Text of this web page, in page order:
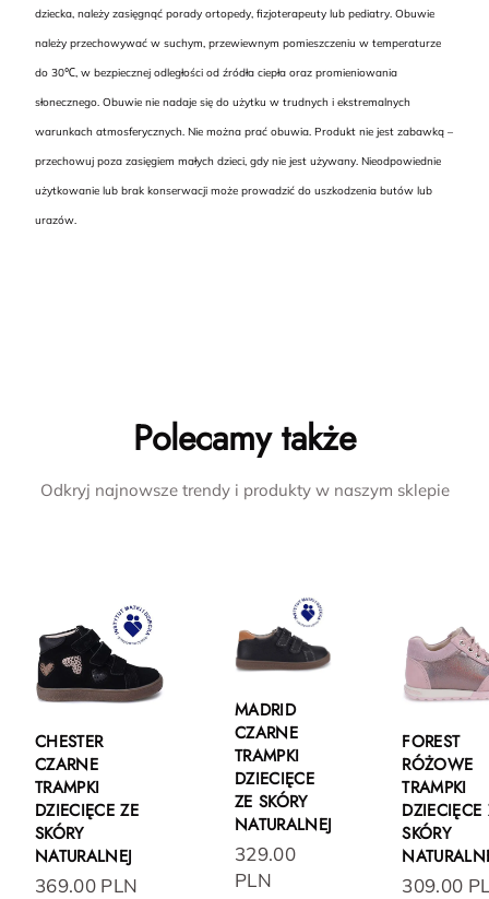
dziecka, należy zasięgnąć porady ortopedy, fizjoterapeuty lub pediatry. Obuwie
należy przechowywać w suchym, przewiewnym pomieszczeniu w temperaturze
do 30℃, w bezpiecznej odległości od źródła ciepła oraz promieniowania
słonecznego. Obuwie nie nadaje się do użytku w trudnych i ekstremalnych
warunkach atmosferycznych. Nie można prać obuwia. Produkt nie jest zabawką –
przechowuj poza zasięgiem małych dzieci, gdy nie jest używany. Nieodpowiednie
użytkowanie lub brak konserwacji może prowadzić do uszkodzenia butów lub
urazów.
Polecamy także
Odkryj najnowsze trendy i produkty w naszym sklepie
CHESTER
CZARNE
TRAMPKI
DZIECIĘCE ZE
SKÓRY
NATURALNEJ
369.00 PLN
MADRID
CZARNE
TRAMPKI
DZIECIĘCE
ZE SKÓRY
NATURALNEJ
329.00
PLN
FOREST
RÓŻOWE
TRAMPKI
DZIECIĘCE
SKÓRY
309.00